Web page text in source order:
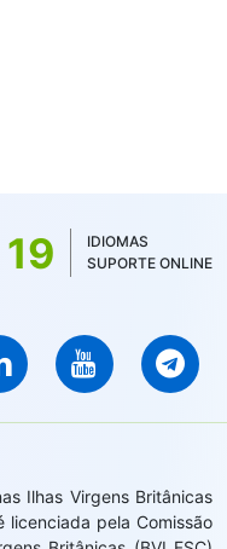
19
IDIOMAS
SUPORTE ONLINE
Ilhas Virgens Britânicas
pela Comissão